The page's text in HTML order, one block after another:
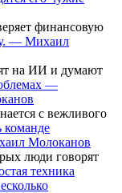
финансовую
— Михаил
на ИИ и думают
—
с вежливого
команде
Молоканов
люди говорят
техника